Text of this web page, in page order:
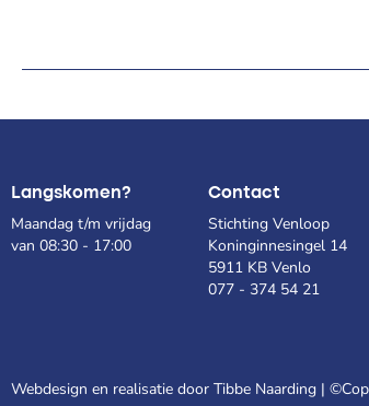
Langskomen?
Maandag t/m vrijdag
van 08:30 - 17:00
Contact
Stichting Venloop
Koninginnesingel 14
5911 KB Venlo
077 - 374 54 21
Webdesign en realisatie door Tibbe Naarding |